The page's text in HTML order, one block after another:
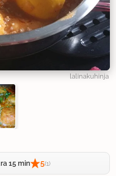
lalinakuhinja
15 min 5(1)